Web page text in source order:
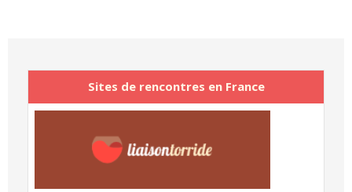
Sites de rencontres en France